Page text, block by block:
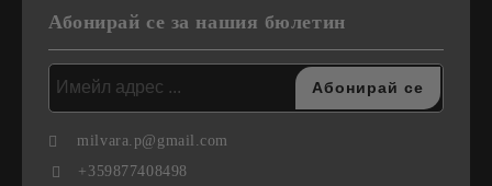
Абонирай се за нашия бюлетин
milvara.p@gmail.com
+359877408498